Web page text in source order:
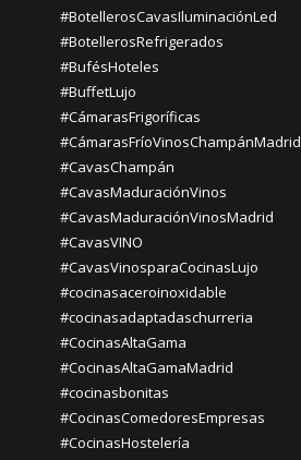
#BotellerosCavasIluminaciónLed
#BotellerosRefrigerados
#BufésHoteles
#BuffetLujo
#CámarasFrigoríficas
#CámarasFríoVinosChampánMadrid
#CavasChampán
#CavasMaduraciónVinos
#CavasMaduraciónVinosMadrid
#CavasVINO
#CavasVinosparaCocinasLujo
#cocinasaceroinoxidable
#cocinasadaptadaschurreria
#CocinasAltaGama
#CocinasAltaGamaMadrid
#cocinasbonitas
#CocinasComedoresEmpresas
#CocinasHostelería